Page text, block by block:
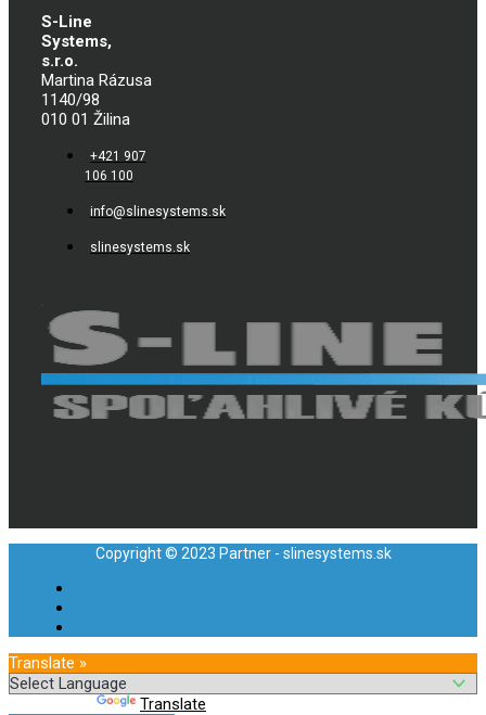
S-Line
Systems,
s.r.o.
Martina Rázusa
1140/98
010 01 Žilina
+421 907
106 100
info@slinesystems.sk
slinesystems.sk
Copyright © 2023 Partner - slinesystems.sk
Translate »
Translate